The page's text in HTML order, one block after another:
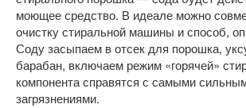
моющее средство. В идеале можно
очистку стиральной машины и способ,
Соду засыпаем в отсек для порошка,
барабан, включаем режим «горячей»
компонента справятся с самыми
загрязнениями.